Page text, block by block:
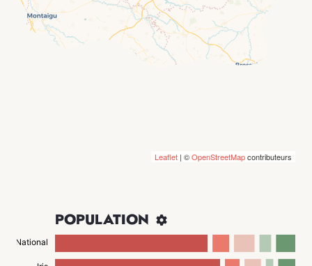
Leaflet | ©OpenStreetMapcontributeurs
POPULATION 
National